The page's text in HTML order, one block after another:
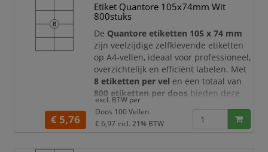
x 48 mmbieden deze Quantore
etiketten voldoen
Etiket Quantore 105x74mm Wit
800stuks
De Quantore etiketten 105 x 74 mm
zijn veelzijdige zelfklevende etiketten
op A4-vellen, ideaal voor professioneel,
overzichtelijk en efficiënt labelen. Met
8 etiketten per vel en een totaal van
800 etiketten per doos bieden deze
etiketten een ruime voorraad voor
dagelijks gebruik op kantoor, in het
magazijn, bij verzending, administratie
€ 5,76
excl. BTW per
Doos 100 Vellen
€ 6,97 incl. 21% BTW